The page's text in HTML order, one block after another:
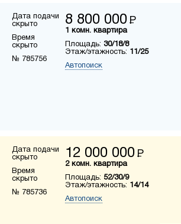
Дата подачи
скрыто
Время
скрыто
№ 785756
8 800 000 Р
1 комн. квартира
Площадь: 30/18/8
Этаж/этажность: 11/25
Автопоиск
Дата подачи
скрыто
Время
скрыто
№ 785736
12 000 000 Р
2 комн. квартира
Площадь: 52/30/9
Этаж/этажность: 14/14
Автопоиск